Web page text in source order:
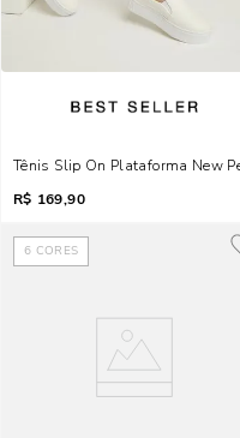
Tênis Slip On Plataforma New
R$ 169,90
6 CORES